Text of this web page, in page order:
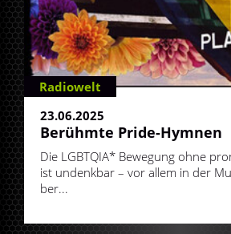
Radiowelt
23.06.2025
Berühmte Pride-Hymnen
Die LGBTQIA* Bewegung ohne
ist undenkbar – vor allem in der
ber...